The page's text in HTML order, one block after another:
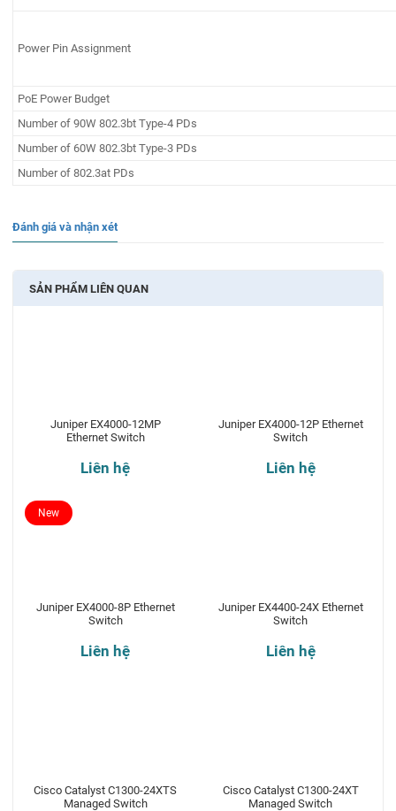
Power Pin Assignment
PoE Power Budget
Number of 90W 802.3bt Type-4 PDs
Number of 60W 802.3bt Type-3 PDs
Number of 802.3at PDs
Đánh giá và nhận xét
SẢN PHẨM LIÊN QUAN
Juniper EX4000-12MP
Ethernet Switch
Liên hệ
Juniper EX4000-12P Ethernet
Switch
Liên hệ
Juniper EX4000-8P Ethernet
Switch
Liên hệ
New
Juniper EX4400-24X Ethernet
Switch
Liên hệ
Cisco Catalyst C1300-24XTS
Managed Switch
Cisco Catalyst C1300-24XT
Managed Switch